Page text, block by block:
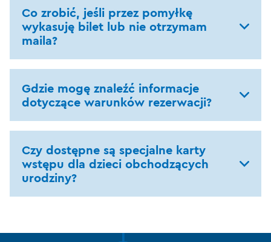
Co zrobić, jeśli przez pomyłkę
wykasuję bilet lub nie otrzymam
maila?
Gdzie mogę znaleźć informacje
dotyczące warunków rezerwacji?
Czy dostępne są specjalne karty
wstępu dla dzieci obchodzących
urodziny?